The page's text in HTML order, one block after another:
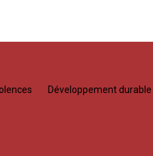
Développement durable